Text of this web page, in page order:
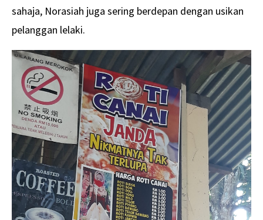
sahaja, Norasiah juga sering berdepan dengan usikan
pelanggan lelaki.